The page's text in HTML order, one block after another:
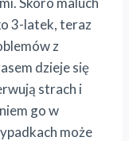
3-latek, teraz
z
dzieje się
strach i
go w
może